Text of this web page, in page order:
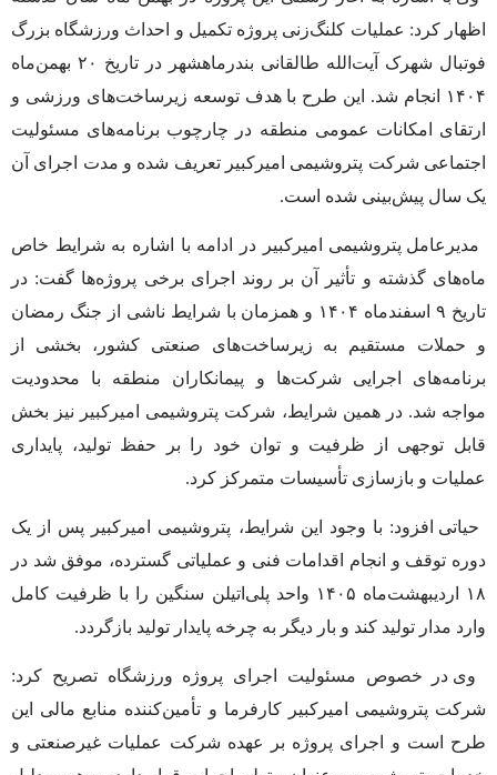
اظهار کرد: عملیات کلنگ‌زنی پروژه تکمیل و احداث ورزشگاه بزرگ
فوتبال شهرک آیت‌الله طالقانی بندرماهشهر در تاریخ ۲۰ بهمن‌ماه
۱۴۰۴ انجام شد. این طرح با هدف توسعه زیرساخت‌های ورزشی و
ارتقای امکانات عمومی منطقه در چارچوب برنامه‌های مسئولیت
اجتماعی شرکت پتروشیمی امیرکبیر تعریف شده و مدت اجرای آن
یک سال پیش‌بینی شده است.
مدیرعامل پتروشیمی امیرکبیر در ادامه با اشاره به شرایط خاص
ماه‌های گذشته و تأثیر آن بر روند اجرای برخی پروژه‌ها گفت: در
تاریخ ۹ اسفندماه ۱۴۰۴ و همزمان با شرایط ناشی از جنگ رمضان
و حملات مستقیم به زیرساخت‌های صنعتی کشور، بخشی از
برنامه‌های اجرایی شرکت‌ها و پیمانکاران منطقه با محدودیت
مواجه شد. در همین شرایط، شرکت پتروشیمی امیرکبیر نیز بخش
قابل توجهی از ظرفیت و توان خود را بر حفظ تولید، پایداری
عملیات و بازسازی تأسیسات متمرکز کرد.
حیاتی افزود: با وجود این شرایط، پتروشیمی امیرکبیر پس از یک
دوره توقف و انجام اقدامات فنی و عملیاتی گسترده، موفق شد در
۱۸ اردیبهشت‌ماه ۱۴۰۵ واحد پلی‌اتیلن سنگین را با ظرفیت کامل
وارد مدار تولید کند و بار دیگر به چرخه پایدار تولید بازگردد.
وی در خصوص مسئولیت اجرای پروژه ورزشگاه تصریح کرد:
شرکت پتروشیمی امیرکبیر کارفرما و تأمین‌کننده منابع مالی این
طرح است و اجرای پروژه بر عهده شرکت عملیات غیرصنعتی و